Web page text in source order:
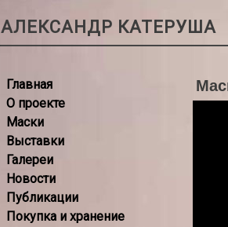
АЛЕКСАНДР КАТЕРУША
Главная
О проекте
Маски
Выставки
Галереи
Новости
Публикации
Покупка и хранение